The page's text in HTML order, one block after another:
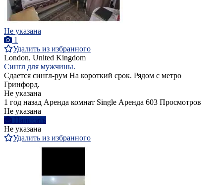
Не указана
1
Удалить из избранного
London, United Kingdom
Сингл для мужчины.
Сдается сингл-рум На короткий срок. Рядом с метро
Гринфорд.
Не указана
1 год назад Аренда комнат Single Аренда 603 Просмотров
Не указана
Написать
Не указана
Удалить из избранного